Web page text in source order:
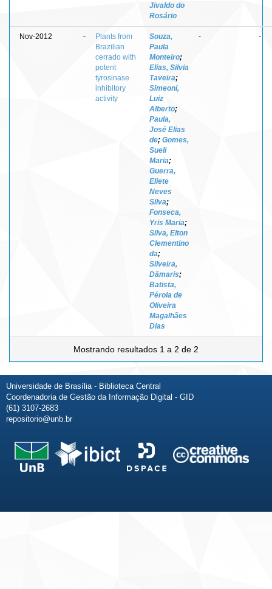
Jivaldo do
Rosário
Nov-2012 -
Plants from
Brazilian
cerrado with
potent
tyrosinase
inhibitory
activity
Souza,
Paula
Monteiro;
Elias, Silvia
Taveira;
Simeoni,
Luiz
Alberto;
Paula,
José Elias
de; Gomes,
Sueli
Maria;
Guerra,
Eliete
Neves
Silva;
Fonseca,
Yris Maria;
Silva, Elton
Clementino
da;
Silveira,
Dâmaris;
Batista,
Pérola de
Oliveira
Magalhães
Dias
- -
Mostrando resultados 1 a 2 de 2
Universidade de Brasília - Biblioteca Central
Coordenadoria de Gestão da Informação Digital - GID
(61) 3107-2683
repositorio@unb.br